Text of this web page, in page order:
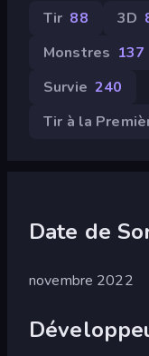
Tir 88 3D
Monstres 137
Survie 240
Tir à la
Date de
novembre 2022